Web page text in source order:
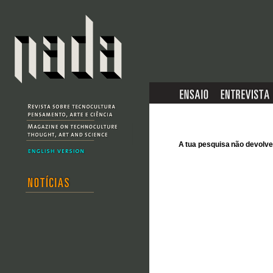
A tua pesquisa não